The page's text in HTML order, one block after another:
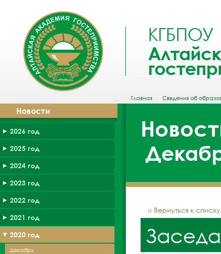
КГБПОУ
Главная Сведения об
Новости
2026 год
2025 год
2024 год
2023 год
2022 год
2021 год
2020 год
Декабрь
‹‹ Вернуться к